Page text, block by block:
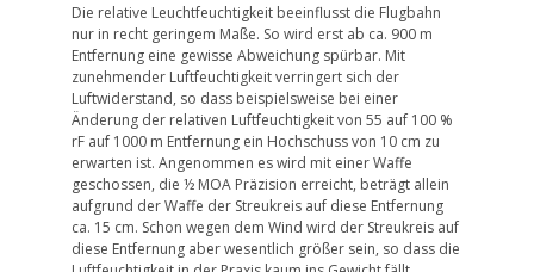
Die relative Leuchtfeuchtigkeit beeinflusst die Flugbahn
nur in recht geringem Maße. So wird erst ab ca. 900 m
Entfernung eine gewisse Abweichung spürbar. Mit
zunehmender Luftfeuchtigkeit verringert sich der
Luftwiderstand, so dass beispielsweise bei einer
Änderung der relativen Luftfeuchtigkeit von 55 auf 100 %
rF auf 1000 m Entfernung ein Hochschuss von 10 cm zu
erwarten ist. Angenommen es wird mit einer Waffe
geschossen, die ½ MOA Präzision erreicht, beträgt allein
aufgrund der Waffe der Streukreis auf diese Entfernung
ca. 15 cm. Schon wegen dem Wind wird der Streukreis auf
diese Entfernung aber wesentlich größer sein, so dass die